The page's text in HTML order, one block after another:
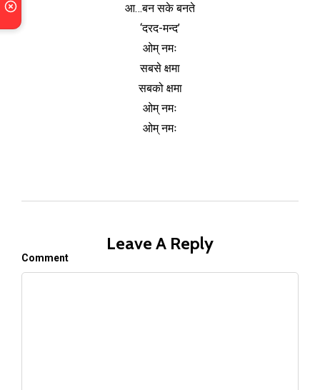
आ…बन सके बनते
‘दरद-मन्द’
ओम् नमः
सबसे क्षमा
सबको क्षमा
ओम् नमः
ओम् नमः
Leave A Reply
Comment